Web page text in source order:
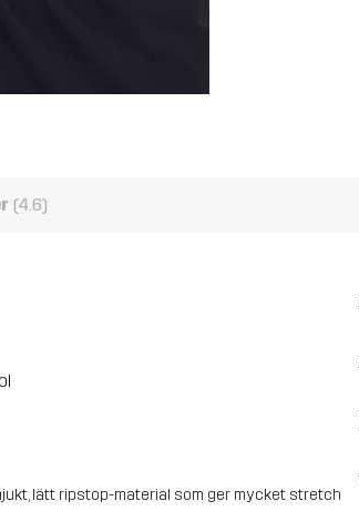
(4.6)
lätt ripstop-material som ger mycket stretch